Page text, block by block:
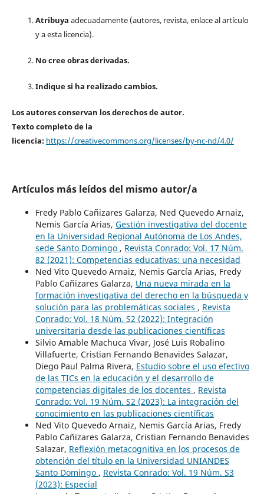
Atribuya adecuadamente (autores, revista, enlace al artículo
y a esta licencia).
No cree obras derivadas.
Indique si ha realizado cambios.
Los autores conservan los derechos de autor.
Texto completo de la
licencia: https://creativecommons.org/licenses/by-nc-nd/4.0/
Artículos más leídos del mismo autor/a
Fredy Pablo Cañizares Galarza, Ned Quevedo Arnaiz,
Nemis García Arias, Gestión investigativa del docente
en la Universidad Regional Autónoma de Los Andes,
sede Santo Domingo , Revista Conrado: Vol. 17 Núm.
82 (2021): Competencias educativas: una necesidad
Ned Vito Quevedo Arnaiz, Nemis García Arias, Fredy
Pablo Cañizares Galarza, Una nueva mirada en la
formación investigativa del derecho en la búsqueda y
solución para las problemáticas sociales , Revista
Conrado: Vol. 18 Núm. S2 (2022): Integración
universitaria desde las publicaciones científicas
Silvio Amable Machuca Vivar, José Luis Robalino
Villafuerte, Cristian Fernando Benavides Salazar,
Diego Paul Palma Rivera, Estudio sobre el uso efectivo
de las TICs en la educación y el desarrollo de
competencias digitales de los docentes , Revista
Conrado: Vol. 19 Núm. S2 (2023): La integración del
conocimiento en las publicaciones científicas
Ned Vito Quevedo Arnaiz, Nemis García Arias, Fredy
Pablo Cañizares Galarza, Cristian Fernando Benavides
Salazar, Reflexión metacognitiva en los procesos de
obtención del título en la Universidad UNIANDES
Santo Domingo , Revista Conrado: Vol. 19 Núm. S3
(2023): Especial